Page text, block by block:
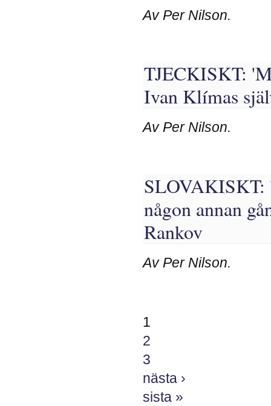
Av Per Nilson.
TJECKISKT:
Ivan Klímas
Av Per Nilson.
SLOVAKISKT:
någon annan
Rankov
Av Per Nilson.
1
2
3
nästa ›
sista »